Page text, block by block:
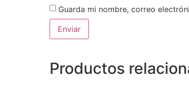
Guarda mi nombre, correo
Productos